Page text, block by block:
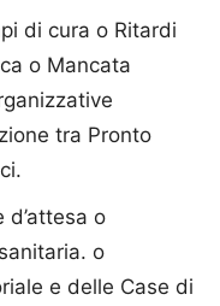
di cura o Ritardi
o Mancata
tra Pronto
o
o
e delle Case di